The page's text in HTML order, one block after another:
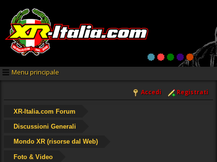
Menu principale
Accedi Registrati
XR-Italia.com Forum
Discussioni Generali
Mondo XR (risorse dal Web)
Foto & Video